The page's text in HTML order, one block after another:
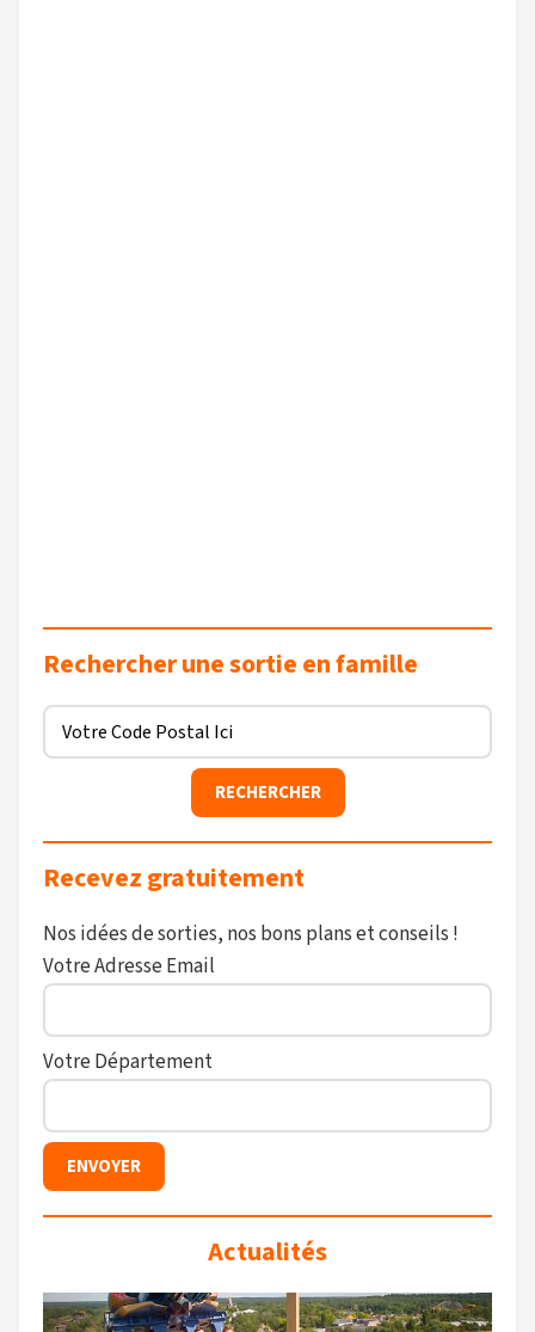
Rechercher une sortie en famille
Recevez gratuitement
Nos idées de sorties, nos bons plans et conseils !
Votre Adresse Email
Votre Département
Actualités